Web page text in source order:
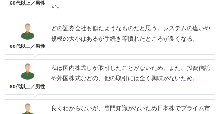
60代以上／男性
い。
60代以上／男性
どの証券会社も似たようなものだと思う。システムの違いや
規模の大小はあるが手続き等慣れたところが良くなる。
60代以上／男性
私は国内株式しか取引したことがないため。また、投資信託
や外国株式などの、他の取引には全く興味がないため。
良くわからないが、専門知識がないため日本株でプライム市